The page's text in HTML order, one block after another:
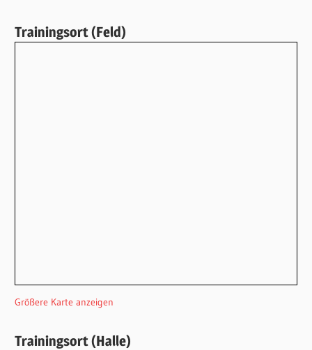
Trainingsort (Feld)
Größere Karte anzeigen
Trainingsort (Halle)